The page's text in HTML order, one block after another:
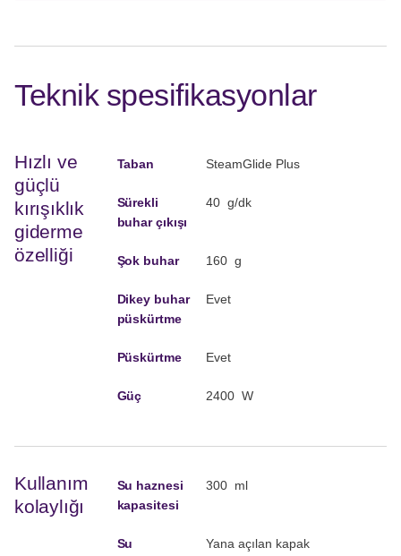
Teknik spesifikasyonlar
Hızlı ve
güçlü
kırışıklık
giderme
özelliği
Taban SteamGlide Plus
Sürekli
buhar çıkışı
40 g/dk
Şok buhar 160 g
Dikey buhar
püskürtme
Evet
Püskürtme Evet
Güç 2400 W
Kullanım
kolaylığı
Su haznesi
kapasitesi
300 ml
Su
Yana açılan kapak